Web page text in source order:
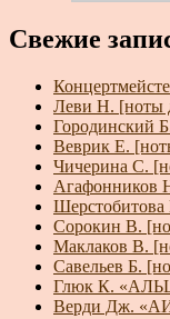
Свежие
Леви Н. [ноты
Городинский
Веврик Е.
Чичерина С.
Агафонников
Сорокин В.
Маклаков В.
Савельев Б.
Глюк К.
Верди Дж.